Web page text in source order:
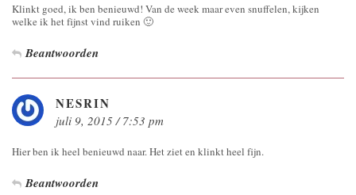
Klinkt goed, ik ben benieuwd! Van de week maar even snuffelen, kijken
welke ik het fijnst vind ruiken 🙂
Beantwoorden
NESRIN
juli 9, 2015 / 7:53 pm
Hier ben ik heel benieuwd naar. Het ziet en klinkt heel fijn.
Beantwoorden